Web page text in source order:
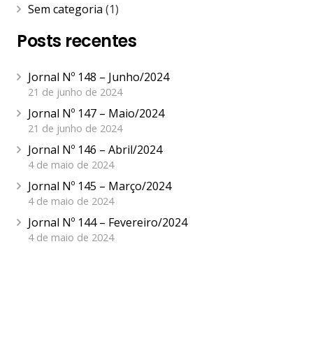
Sem categoria (1)
Posts recentes
Jornal Nº 148 – Junho/2024
21 de junho de 2024
Jornal Nº 147 – Maio/2024
21 de junho de 2024
Jornal Nº 146 – Abril/2024
4 de maio de 2024
Jornal Nº 145 – Março/2024
4 de maio de 2024
Jornal Nº 144 – Fevereiro/2024
4 de maio de 2024